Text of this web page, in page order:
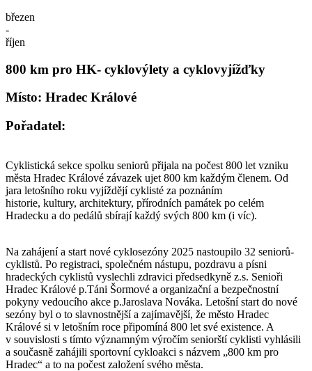
březen
-
říjen
800 km pro HK- cyklovýlety a cyklovyjížďky
Místo: Hradec Králové
Pořadatel:
Cyklistická sekce spolku seniorů přijala na počest 800 let vzniku
města Hradec Králové závazek ujet 800 km každým členem. Od
jara letošního roku vyjíždějí cyklisté za poznáním
historie, kultury, architektury, přírodních památek po celém
Hradecku a do pedálů sbírají každý svých 800 km (i víc).
Na zahájení a start nové cyklosezóny 2025 nastoupilo 32 seniorů-
cyklistů. Po registraci, společném nástupu, pozdravu a písni
hradeckých cyklistů vyslechli zdravici předsedkyně z.s. Senioři
Hradec Králové p.Táni Šormové a organizační a bezpečnostní
pokyny vedoucího akce p.Jaroslava Nováka. Letošní start do nové
sezóny byl o to slavnostnější a zajímavější, že město Hradec
Králové si v letošním roce připomíná 800 let své existence. A
v souvislosti s tímto významným výročím seniorští cyklisti vyhlásili
a současně zahájili sportovní cykloakci s názvem „800 km pro
Hradec“ a to na počest založení svého města.